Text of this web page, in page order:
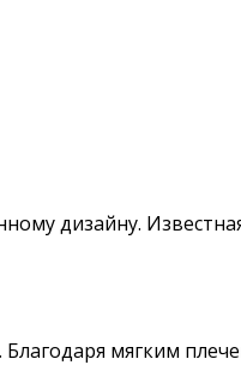
дизайну.
Благодаря мягким